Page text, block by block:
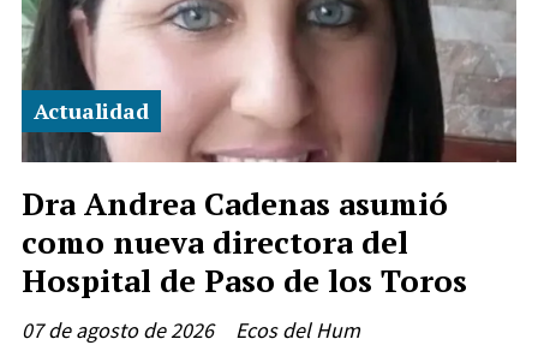
Dra Andrea Cadenas asumió
como nueva directora del
Hospital de Paso de los Toros
Ecos del Hum
Actualidad
07 de agosto de 2026